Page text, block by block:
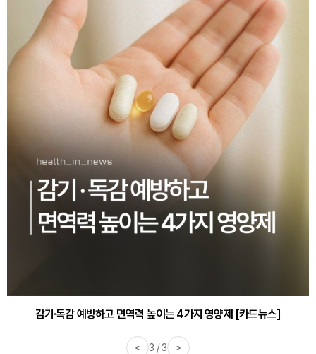
감기·독감 예방하고 면역력 높이는 4가지 영양제 [카드뉴스]
< 3 / 3 >